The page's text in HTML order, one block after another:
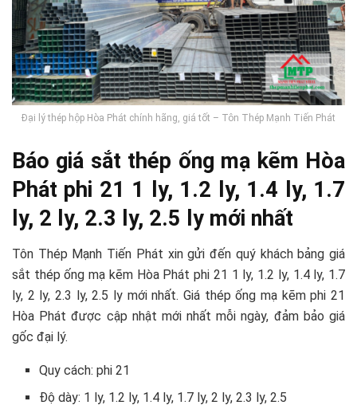
Đại lý thép hộp Hòa Phát chính hãng, giá tốt – Tôn Thép Mạnh Tiến Phát
Báo giá sắt thép ống mạ kẽm Hòa
Phát phi 21 1 ly, 1.2 ly, 1.4 ly, 1.7
ly, 2 ly, 2.3 ly, 2.5 ly mới nhất
Tôn Thép Mạnh Tiến Phát xin gửi đến quý khách bảng giá
sắt thép ống mạ kẽm Hòa Phát phi 21 1 ly, 1.2 ly, 1.4 ly, 1.7
ly, 2 ly, 2.3 ly, 2.5 ly mới nhất. Giá thép ống mạ kẽm phi 21
Hòa Phát được cập nhật mới nhất mỗi ngày, đảm bảo giá
gốc đại lý.
Quy cách: phi 21
Độ dày: 1 ly, 1.2 ly, 1.4 ly, 1.7 ly, 2 ly, 2.3 ly, 2.5